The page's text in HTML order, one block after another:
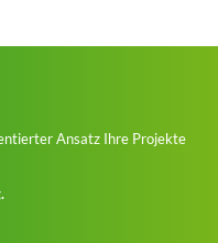
Ansatz Ihre Projekte